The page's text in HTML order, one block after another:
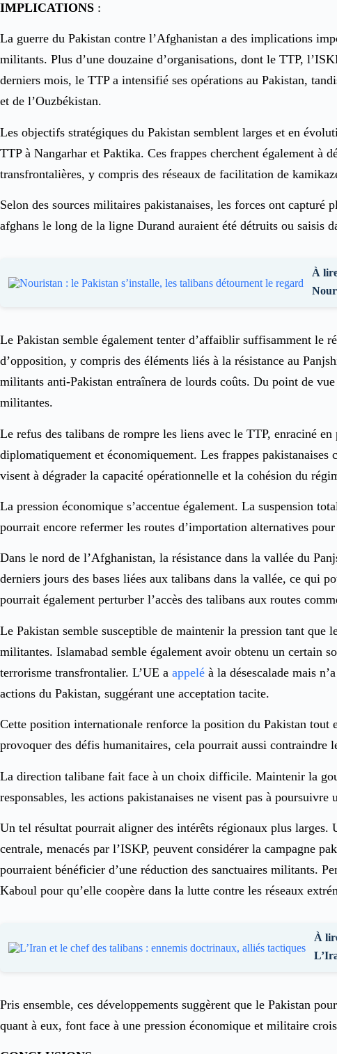
IMPLICATIONS :
La guerre du Pakistan contre l’Afghanistan a des implications
militants. Plus d’une douzaine d’organisations, dont le TTP,
derniers mois, le TTP a intensifié ses opérations au Pakistan,
et de l’Ouzbékistan.
Les objectifs stratégiques du Pakistan semblent larges et en
TTP à Nangarhar et Paktika. Ces frappes cherchent également
transfrontalières, y compris des réseaux de facilitation de
Selon des sources militaires pakistanaises, les forces ont capturé
afghans le long de la ligne Durand auraient été détruits ou saisis
À
Le Pakistan semble également tenter d’affaiblir suffisamment le
d’opposition, y compris des éléments liés à la résistance au
militants anti-Pakistan entraînera de lourds coûts. Du point de
militantes.
Le refus des talibans de rompre les liens avec le TTP, enraciné
diplomatiquement et économiquement. Les frappes pakistanaises
visent à dégrader la capacité opérationnelle et la cohésion du
La pression économique s’accentue également. La suspension
pourrait encore refermer les routes d’importation alternatives
Dans le nord de l’Afghanistan, la résistance dans la vallée du
derniers jours des bases liées aux talibans dans la vallée, ce qui
pourrait également perturber l’accès des talibans aux routes
Le Pakistan semble susceptible de maintenir la pression tant que
militantes. Islamabad semble également avoir obtenu un certain
terrorisme transfrontalier. L’UE a appelé à la désescalade mais
actions du Pakistan, suggérant une acceptation tacite.
Cette position internationale renforce la position du Pakistan
provoquer des défis humanitaires, cela pourrait aussi
La direction talibane fait face à un choix difficile. Maintenir la
responsables, les actions pakistanaises ne visent pas à
Un tel résultat pourrait aligner des intérêts régionaux plus
centrale, menacés par l’ISKP, peuvent considérer la campagne
pourraient bénéficier d’une réduction des sanctuaires militants.
Kaboul pour qu’elle coopère dans la lutte contre les réseaux
À
Pris ensemble, ces développements suggèrent que le Pakistan
quant à eux, font face à une pression économique et militaire